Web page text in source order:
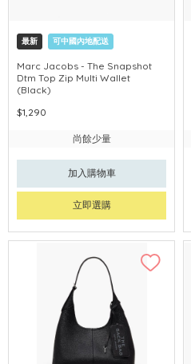
最新 可中國內地配送
Marc Jacobs - The Snapshot
Dtm Top Zip Multi Wallet
(Black)
$1,290
尚餘少量
加入購物車
立即選購